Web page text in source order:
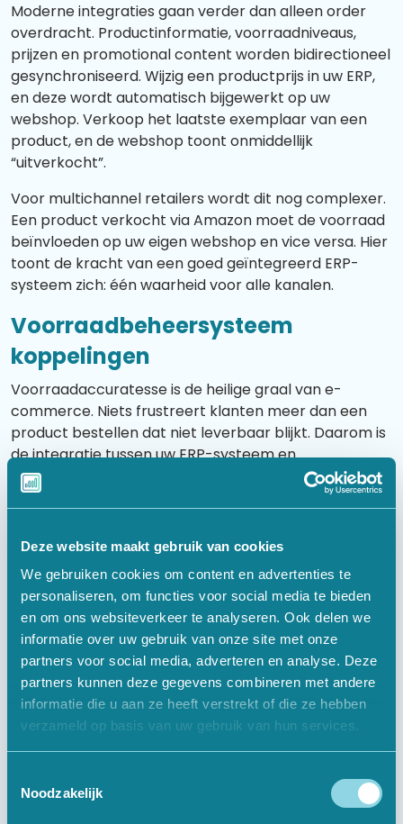
Deze website maakt gebruik van cookies
We gebruiken cookies om content en advertenties te
personaliseren, om functies voor social media te bieden
en om ons websiteverkeer te analyseren. Ook delen we
informatie over uw gebruik van onze site met onze
partners voor social media, adverteren en analyse. Deze
partners kunnen deze gegevens combineren met andere
informatie die u aan ze heeft verstrekt of die ze hebben
verzameld op basis van uw gebruik van hun services.
Noodzakelijk
Moderne integraties gaan verder dan alleen order
overdracht. Productinformatie, voorraadniveaus,
prijzen en promotional content worden bidirectioneel
gesynchroniseerd. Wijzig een productprijs in uw ERP,
en deze wordt automatisch bijgewerkt op uw
webshop. Verkoop het laatste exemplaar van een
product, en de webshop toont onmiddellijk
“uitverkocht”.
Voor multichannel retailers wordt dit nog complexer.
Een product verkocht via Amazon moet de voorraad
beïnvloeden op uw eigen webshop en vice versa. Hier
toont de kracht van een goed geïntegreerd ERP-
systeem zich: één waarheid voor alle kanalen.
Voorraadbeheersysteem
koppelingen
Voorraadaccuratesse is de heilige graal van e-
commerce. Niets frustreert klanten meer dan een
product bestellen dat niet leverbaar blijkt. Daarom is
de integratie tussen uw ERP-systeem en
voorraadbeheersoftware cruciaal voor operationeel
succes.
er op voorraad is, maar ook wat er onderweg is van
leveranciers, wat gereserveerd is voor bestaande
orders, en wat beschikbaar is voor nieuwe verkopen.
Dit onderscheid is essentieel voor accurate
websitepresentatie en betrouwbare leverbeloften.
Moderne systemen gaan nog een stap verder met
predictive analytics. Op basis van historische
verkoopdata, seizoenspatronen en lopende
gegenereerd voordat u daadwerkelijk door de
voorraad heen bent.